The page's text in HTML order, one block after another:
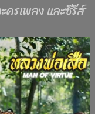
ครเพลง และซีรีส์